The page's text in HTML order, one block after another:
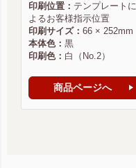
印刷位置： テンプレートに
よるお客様指示位置
印刷サイズ： 66 × 252mm
本体色： 黒
印刷色： 白（No.2）
商品ページへ